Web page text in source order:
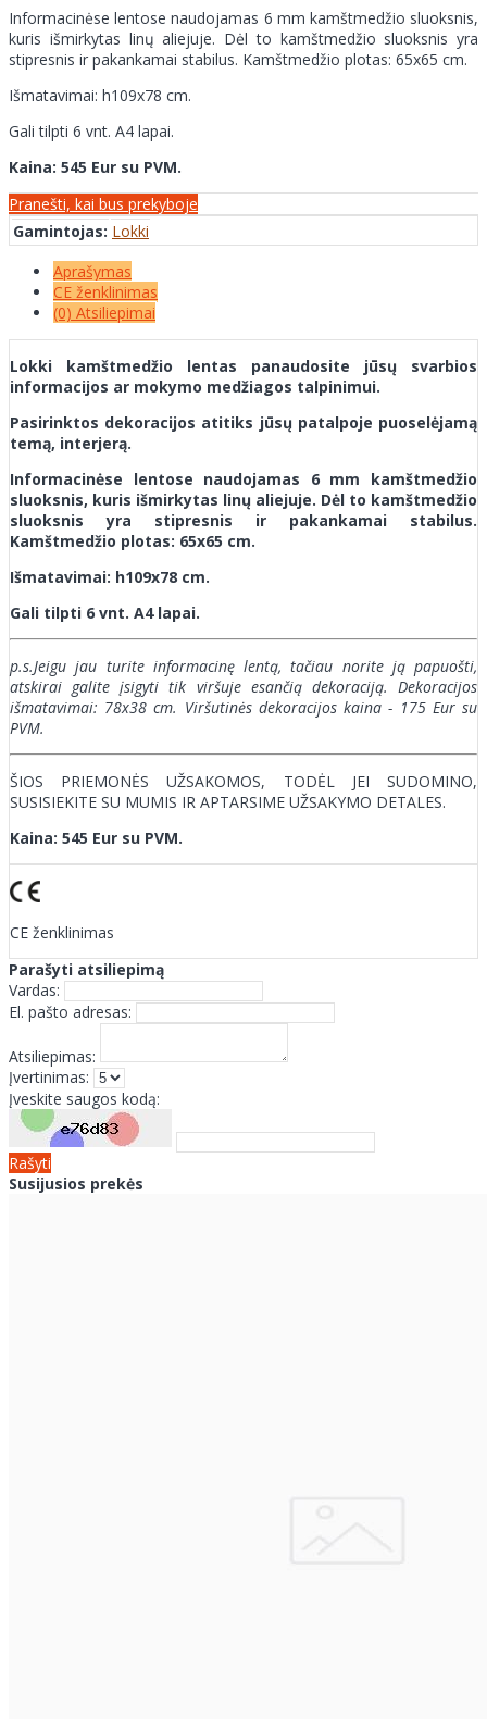
Informacinėse lentose naudojamas 6 mm kamštmedžio sluoksnis,
kuris išmirkytas linų aliejuje. Dėl to kamštmedžio sluoksnis yra
stipresnis ir pakankamai stabilus. Kamštmedžio plotas: 65x65 cm.
Išmatavimai: h109x78 cm.
Gali tilpti 6 vnt. A4 lapai.
Kaina: 545 Eur su PVM.
Pranešti, kai bus prekyboje
Gamintojas: Lokki
Aprašymas
CE ženklinimas
(0) Atsiliepimai
Lokki kamštmedžio lentas panaudosite jūsų svarbios
informacijos ar mokymo medžiagos talpinimui.
Pasirinktos dekoracijos atitiks jūsų patalpoje puoselėjamą
temą, interjerą.
Informacinėse lentose naudojamas 6 mm kamštmedžio
sluoksnis, kuris išmirkytas linų aliejuje. Dėl to kamštmedžio
sluoksnis yra stipresnis ir pakankamai stabilus.
Kamštmedžio plotas: 65x65 cm.
Išmatavimai: h109x78 cm.
Gali tilpti 6 vnt. A4 lapai.
p.s.Jeigu jau turite informacinę lentą, tačiau norite ją papuošti,
atskirai galite įsigyti tik viršuje esančią dekoraciją. Dekoracijos
išmatavimai: 78x38 cm. Viršutinės dekoracijos kaina - 175 Eur su
PVM.
ŠIOS PRIEMONĖS UŽSAKOMOS, TODĖL JEI SUDOMINO,
SUSISIEKITE SU MUMIS IR APTARSIME UŽSAKYMO DETALES.
Kaina: 545 Eur su PVM.
CE ženklinimas
Parašyti atsiliepimą
Vardas:
El. pašto adresas:
Atsiliepimas:
Įvertinimas:
Įveskite saugos kodą:
Rašyti
Susijusios prekės